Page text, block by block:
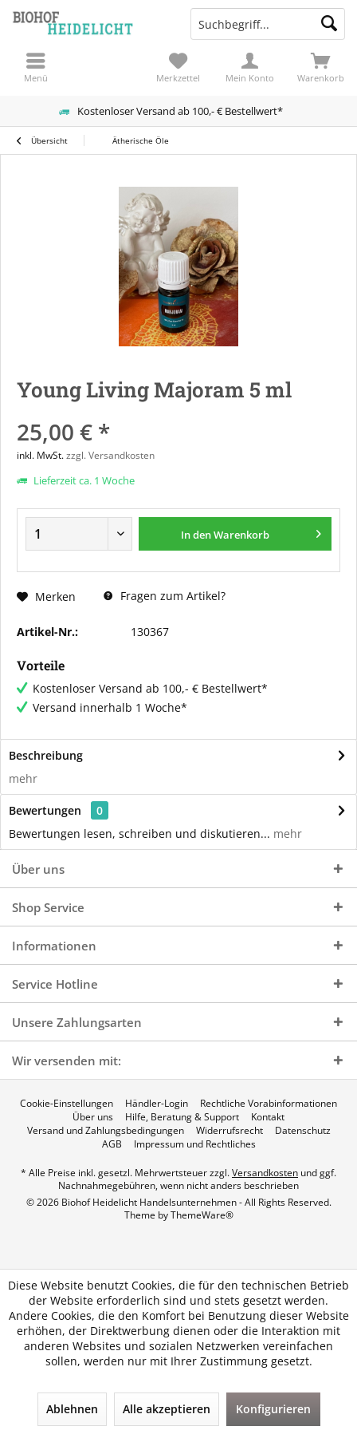
Kostenloser Versand ab 100,- € Bestellwert*
Warenkorb
Merkzettel Mein Konto
Menü
Übersicht Ätherische Öle
Young Living Majoram 5 ml
25,00 € *
inkl. MwSt.zzgl. Versandkosten
Lieferzeit ca. 1 Woche
In denWarenkorb
Merken Fragen zum Artikel?
Artikel-Nr.: 130367
Vorteile
Kostenloser Versand ab 100,- € Bestellwert*
Versand innerhalb 1 Woche*
Beschreibung
mehr
Bewertungen
0
Bewertungen lesen, schreiben und diskutieren... mehr
Über uns
Shop Service
Informationen
Service Hotline
Unsere Zahlungsarten
Wir versenden mit:
Cookie-Einstellungen Händler-Login
Rechtliche Vorabinformationen
Über uns
Hilfe, Beratung & Support
Kontakt
Versand und Zahlungsbedingungen
Widerrufsrecht
Datenschutz
AGB
Impressum und Rechtliches
* Alle Preise inkl. gesetzl. Mehrwertsteuer zzgl.Versandkosten und ggf.
Nachnahmegebühren, wenn nicht anders beschrieben
© 2026 Biohof Heidelicht Handelsunternehmen - All Rights Reserved.
Theme byThemeWare®
Diese Website benutzt Cookies, die für den technischen Betrieb
der Website erforderlich sind und stets gesetzt werden.
Andere Cookies, die den Komfort bei Benutzung dieser Website
erhöhen, der Direktwerbung dienen oder die Interaktion mit
anderen Websites und sozialen Netzwerken vereinfachen
sollen, werden nur mit Ihrer Zustimmung gesetzt.
Ablehnen Alle akzeptieren Konfigurieren